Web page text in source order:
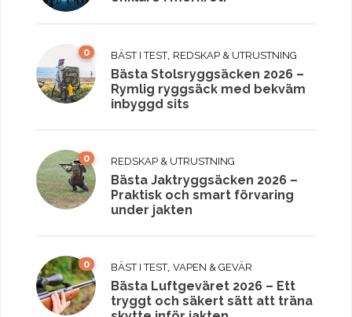
0 BÄST I TEST, REDSKAP & UTRUSTNING
Bästa Stolsryggsäcken 2026 –
Rymlig ryggsäck med bekväm
inbyggd sits
0 REDSKAP & UTRUSTNING
Bästa Jaktryggsäcken 2026 –
Praktisk och smart förvaring
under jakten
0 BÄST I TEST, VAPEN & GEVÄR
Bästa Luftgeväret 2026 – Ett
tryggt och säkert sätt att träna